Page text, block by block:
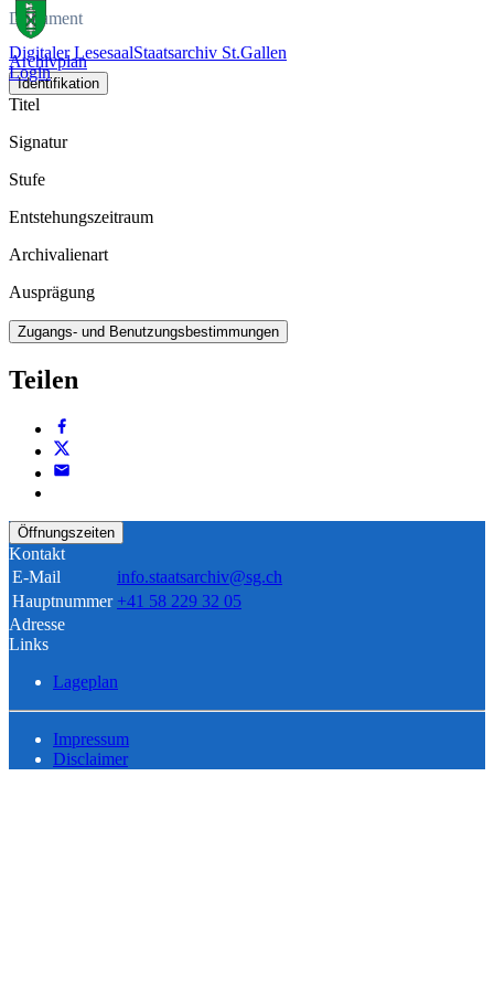
Digitaler LesesaalStaatsarchiv St.Gallen
Login
Dokument
Archivplan
Identifikation
Titel
Signatur
Stufe
Entstehungszeitraum
Archivalienart
Ausprägung
Zugangs- und Benutzungsbestimmungen
Teilen
Öffnungszeiten
Kontakt
E-Mail
info.staatsarchiv@sg.ch
Hauptnummer +41 58 229 32 05
Adresse
Links
Lageplan
Impressum
Disclaimer